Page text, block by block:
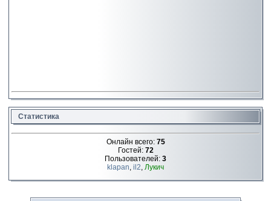
Статистика
Онлайн всего: 75
Гостей: 72
Пользователей: 3
klapan, il2, Лукич